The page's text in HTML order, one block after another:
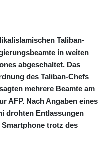
Taliban-
in weiten
abgeschaltet. Das
des Taliban-Chefs
mehrere Beamte am
AFP. Nach Angaben eines
drohten Entlassungen
trotz des